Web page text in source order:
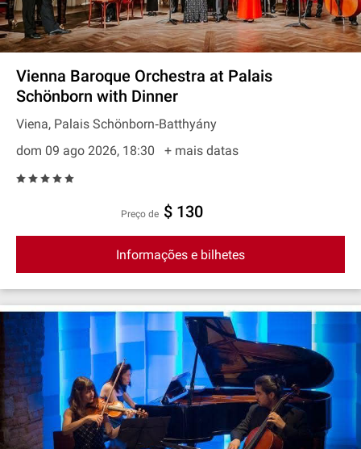
Vienna Baroque Orchestra at Palais
Schönborn with Dinner
Viena, Palais Schönborn‐Batthyány
dom 09 ago 2026, 18:30
+ mais datas
preço de $ 130
Informações e bilhetes